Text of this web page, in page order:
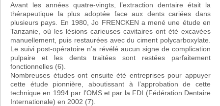
Avant les années quatre-vingts, l’extraction dentaire était la
thérapeutique la plus adoptée face aux dents cariées dans
plusieurs pays. En 1980, Jo FRENCKEN a mené une étude en
Tanzanie, où les lésions carieuses cavitaires ont été excavées
manuellement, puis restaurées avec du ciment polycarboxylate.
Le suivi post-opératoire n’a révélé aucun signe de complication
pulpaire et les dents traitées sont restées parfaitement
fonctionnelles (6).
Nombreuses études ont ensuite été entreprises pour appuyer
cette étude pionnière, aboutissant à l’approbation de cette
technique en 1994 par l’OMS et par la FDI (Fédération Dentaire
Internationale) en 2002 (7).